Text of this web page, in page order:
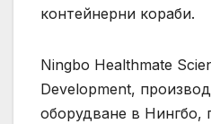
контейнерни кораби.
Ningbo Healthmate
Development,
оборудване в Нингбо,